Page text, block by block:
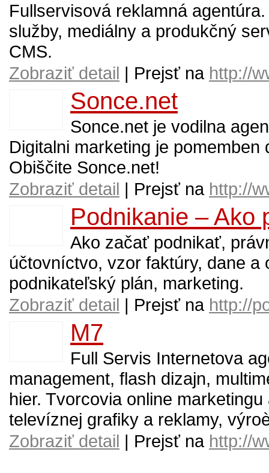
Fullservisová reklamná
služby, mediálny a produkčný
CMS.
Zobraziť detail | Prejsť na http://
Sonce.net
Sonce.net je vodilna
Digitalni marketing je
Obiščite Sonce.net!
Zobraziť detail | Prejsť na http://
Podnikanie – Ako
Ako začať podnikať,
účtovníctvo, vzor faktúry, dane
podnikateľský plán, marketing.
Zobraziť detail | Prejsť na http://
M7
Full Servis Internetova
management, flash dizajn,
hier. Tvorcovia online
televíznej grafiky a reklamy,
Zobraziť detail | Prejsť na http://